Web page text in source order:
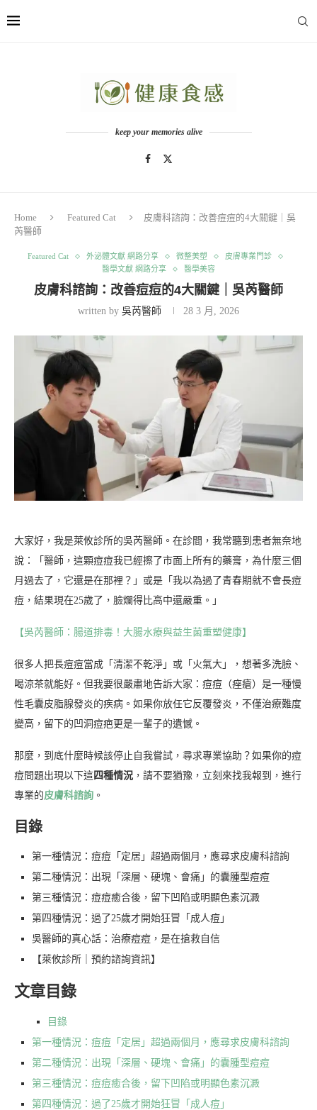
keep your memories alive
Home Featured Cat
皮膚科諮詢：改善痘痘的4大關鍵｜吳
芮醫師
Featured Cat 外泌體文獻 網路分享 微整美塑
皮膚專業門診
醫學文獻 網路分享
醫學美容
皮膚科諮詢：改善痘痘的4大關鍵｜吳芮醫師
written by 吳芮醫師 28 3 月, 2026
大家好，我是萊攸診所的吳芮醫師。在診間，我常聽到患者無奈地
說：「醫師，這顆痘痘我已經擦了市面上所有的藥膏，為什麼三個
月過去了，它還是在那裡？」或是「我以為過了青春期就不會長痘
痘，結果現在25歲了，臉爛得比高中還嚴重。」
【吳芮醫師：腸道排毒！大腸水療與益生菌重塑健康】
很多人把長痘痘當成「清潔不乾淨」或「火氣大」，想著多洗臉、
喝涼茶就能好。但我要很嚴肅地告訴大家：痘痘（痤瘡）是一種慢
性毛囊皮脂腺發炎的疾病。如果你放任它反覆發炎，不僅治療難度
變高，留下的凹洞痘疤更是一輩子的遺憾。
那麼，到底什麼時候該停止自我嘗試，尋求專業協助？如果你的痘
痘問題出現以下這四種情況 ，請不要猶豫，立刻來找我報到，進行
專業的皮膚科諮詢 。
目錄
第一種情況：痘痘「定居」超過兩個月，應尋求皮膚科諮詢
第二種情況：出現「深層、硬塊、會痛」的囊腫型痘痘
第三種情況：痘痘癒合後，留下凹陷或明顯色素沉澱
第四種情況：過了25歲才開始狂冒「成人痘」
吳醫師的真心話：治療痘痘，是在搶救自信
【萊攸診所｜預約諮詢資訊】
文章目錄
目錄
第一種情況：痘痘「定居」超過兩個月，應尋求皮膚科諮詢
第二種情況：出現「深層、硬塊、會痛」的囊腫型痘痘
第三種情況：痘痘癒合後，留下凹陷或明顯色素沉澱
第四種情況：過了25歲才開始狂冒「成人痘」